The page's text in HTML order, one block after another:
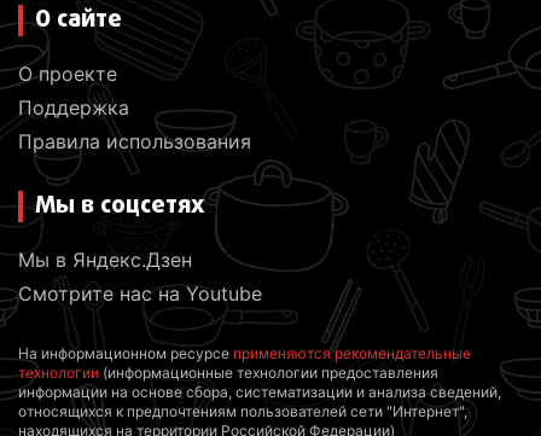
О сайте
О проекте
Поддержка
Правила использования
Мы в соцсетях
Мы в Яндекс.Дзен
Смотрите нас на Youtube
На информационном ресурсе применяются рекомендательные
технологии (информационные технологии предоставления
информации на основе сбора, систематизации и анализа сведений,
относящихся к предпочтениям пользователей сети "Интернет",
находящихся на территории Российской Федерации)